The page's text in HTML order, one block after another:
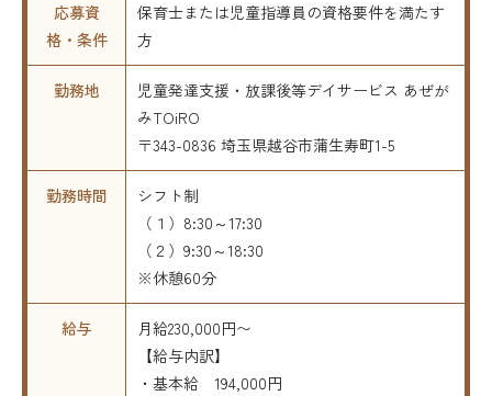
応募資
格・条件
保育士または児童指導員の資格要件を満たす
方
勤務地
児童発達支援・放課後等デイサービス あぜが
みTOiRO
〒343-0836 埼玉県越谷市蒲生寿町1-5
勤務時間
シフト制
（１）8:30～17:30
（２）9:30～18:30
※休憩60分
給与
月給230,000円〜
【給与内訳】
・基本給 194,000円